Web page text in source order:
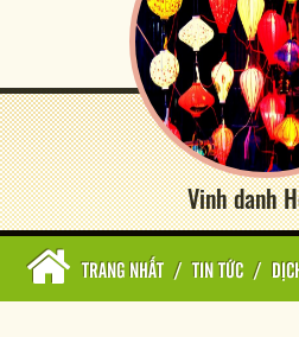
Vinh danh
TRANG NHẤT / TIN TỨC /